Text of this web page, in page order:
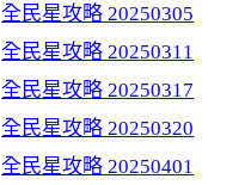
全民星攻略 20250305
全民星攻略 20250311
全民星攻略 20250317
全民星攻略 20250320
全民星攻略 20250401